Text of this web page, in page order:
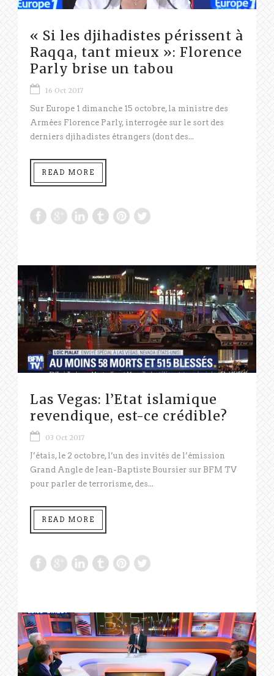
« Si les djihadistes périssent à
Raqqa, tant mieux »: Florence
Parly brise un tabou
16 Oct 2017
Sur Europe 1 dimanche 15 octobre, la ministre des
Armées Florence Parly, interrogée sur le sort des
derniers djihadistes étrangers (dont des...
READ MORE
Las Vegas: l’Etat islamique
revendique, est-ce crédible?
03 Oct 2017
J’étais, le 2 octobre, l’un des invités de l’émission
Grand Angle de Jean-Baptiste Boursier sur BFM TV
pour parler de terrorisme, des...
READ MORE